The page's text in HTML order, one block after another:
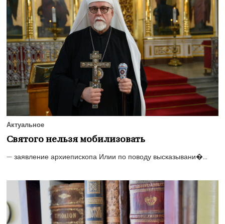
Актуальное
Святого нельзя мобилизовать
— заявление архиепископа Илии по поводу высказывани�...